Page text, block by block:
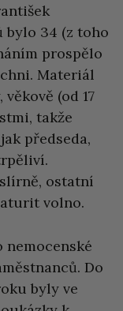
bylo 34 (z toho
prospělo
Materiál
(od 17
takže
předseda,
ostatní
volno.
Do
byly ve